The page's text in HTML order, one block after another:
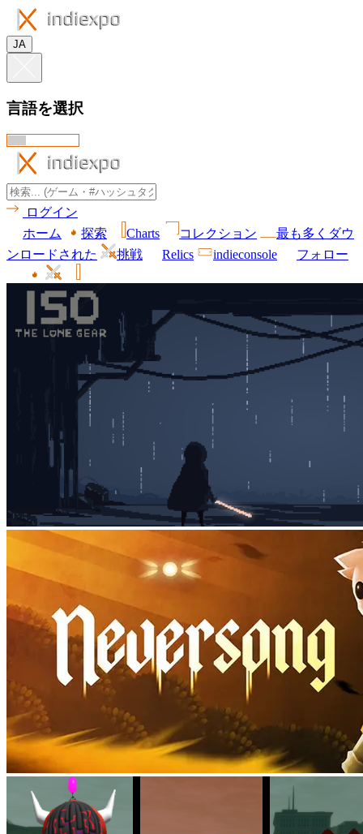
JA
言語を選択
ログイン
ホーム
探索 Charts コレクション
最も多くダウ
ンロードされた
挑戦 Relics indieconsole フォロー